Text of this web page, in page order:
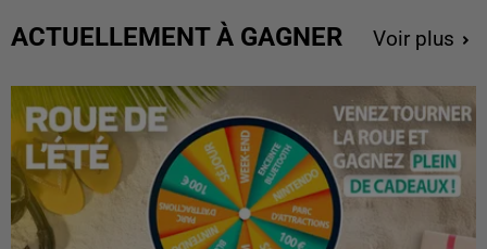
ACTUELLEMENT À GAGNER Voir plus